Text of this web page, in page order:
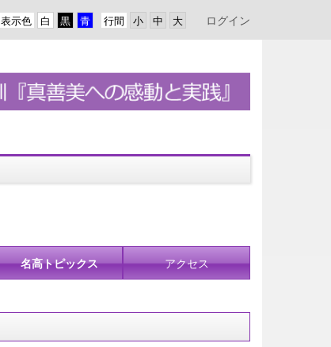
行間
表示色 ログイン
名高トピックス
アクセス